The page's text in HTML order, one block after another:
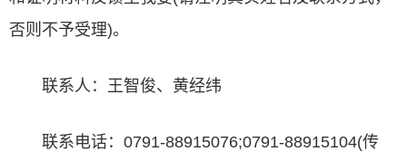
否则不予受理)。
联系人：王智俊、黄经纬
联系电话：0791-88915076;0791-88915104(传